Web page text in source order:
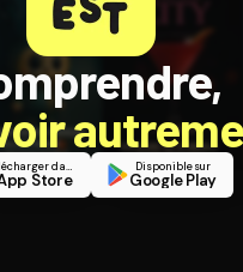
Télécharger dans
Store
Disponible sur
Google Play